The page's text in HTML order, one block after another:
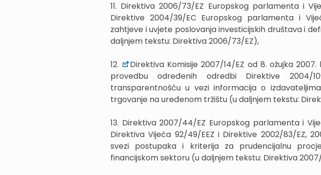
11. Direktiva 2006/73/EZ Europskog parlamenta i
Direktive 2004/39/EC Europskog parlamenta i
zahtjeve i uvjete poslovanja investicijskih društava i
daljnjem tekstu: Direktiva 2006/73/EZ),
12.
Direktiva Komisije 2007/14/EZ od 8. ožujka
provedbu određenih odredbi Direktive 2004/
transparentnošću u vezi informacija o
trgovanje na uređenom tržištu (u daljnjem tekstu:
13. Direktiva 2007/44/EZ Europskog parlamenta i
Direktiva Vijeća 92/49/EEZ i Direktive 2002/83/EZ,
svezi postupaka i kriterija za prudencijalnu
financijskom sektoru (u daljnjem tekstu: Direktiva